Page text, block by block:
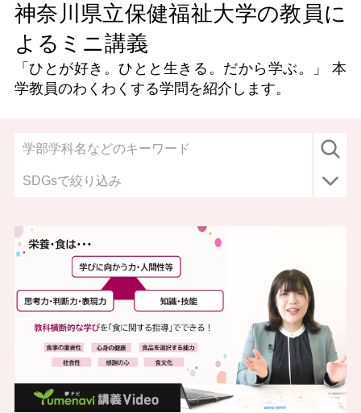
神奈川県立保健福祉大学の教員に
よるミニ講義
「ひとが好き。ひとと生きる。だから学ぶ。」 本
学教員のわくわくする学問を紹介します。
SDGsで絞り込み